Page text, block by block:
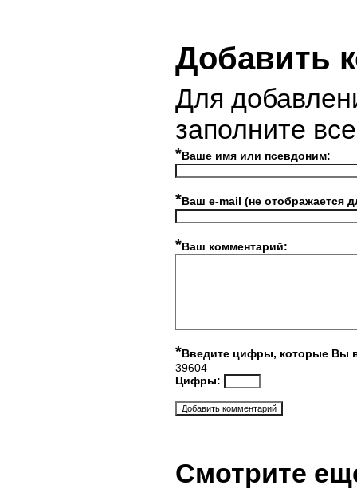
Добавить
Для
заполните
*Ваше имя или псевдоним:
*Ваш e-mail (не отображается
*Ваш комментарий:
*Введите цифры, которые Вы
39604
Цифры:
Смотрите